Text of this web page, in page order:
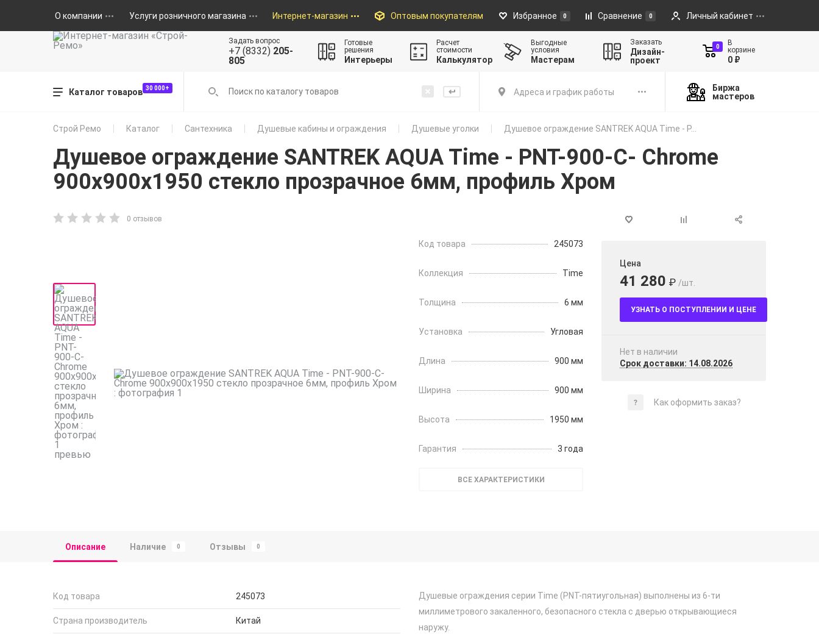
О компании Услуги розничного магазина Интернет-магазин Оптовым покупателям Избранное 0 Сравнение 0 Личный кабинет
Задать вопрос
+7 (8332) 205-
805
Готовые
решения
Интерьеры
Расчет
стоимости
Калькулятор
Выгодные
условия
Мастерам
Заказать
Дизайн-
проект
0
В
корзине
0 ₽
Каталог товаров 30 000+ Адреса и график работы
Биржа
мастеров
Строй Ремо Каталог Сантехника Душевые кабины и ограждения Душевые уголки Душевое ограждение SANTREK AQUA Time - P...
Душевое ограждение SANTREK AQUA Time - PNT-900-C- Chrome
900х900х1950 стекло прозрачное 6мм, профиль Хром
0 отзывов
Код товара 245073
Коллекция Time
Толщина 6 мм
Установка Угловая
Длина 900 мм
Ширина 900 мм
Высота 1950 мм
Гарантия 3 года
ВСЕ ХАРАКТЕРИСТИКИ
Цена
41 280 ₽ /шт.
УЗНАТЬ О ПОСТУПЛЕНИИ И ЦЕНЕ
Нет в наличии
Срок доставки: 14.08.2026
Как оформить заказ?
Описание Наличие 0 Отзывы 0
Код товара 245073
Страна производитель Китай
Душевые ограждения серии Time (PNT-пятиугольная) выполнены из 6-ти
миллиметрового закаленного, безопасного стекла с дверью открывающиеся
наружу.